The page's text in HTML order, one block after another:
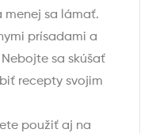
menej sa lámať.
prísadami a
sa skúšať
recepty svojim
použiť aj na